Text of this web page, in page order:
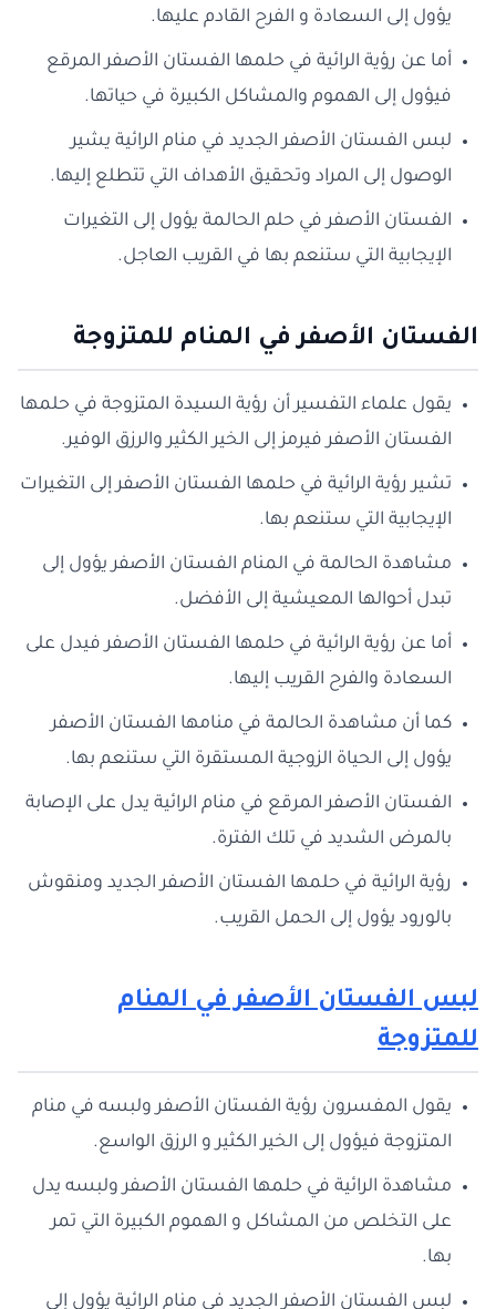
يؤول إلى السعادة و الفرح القادم عليها.
أما عن رؤية الرائية في حلمها الفستان الأصفر المرقع
فيؤول إلى الهموم والمشاكل الكبيرة في حياتها.
لبس الفستان الأصفر الجديد في منام الرائية يشير
الوصول إلى المراد وتحقيق الأهداف التي تتطلع إليها.
الفستان الأصفر في حلم الحالمة يؤول إلى التغيرات
الإيجابية التي ستنعم بها في القريب العاجل.
الفستان الأصفر في المنام للمتزوجة
يقول علماء التفسير أن رؤية السيدة المتزوجة في حلمها
الفستان الأصفر فيرمز إلى الخير الكثير والرزق الوفير.
تشير رؤية الرائية في حلمها الفستان الأصفر إلى التغيرات
الإيجابية التي ستنعم بها.
مشاهدة الحالمة في المنام الفستان الأصفر يؤول إلى
تبدل أحوالها المعيشية إلى الأفضل.
أما عن رؤية الرائية في حلمها الفستان الأصفر فيدل على
السعادة والفرح القريب إليها.
كما أن مشاهدة الحالمة في منامها الفستان الأصفر
يؤول إلى الحياة الزوجية المستقرة التي ستنعم بها.
الفستان الأصفر المرقع في منام الرائية يدل على الإصابة
بالمرض الشديد في تلك الفترة.
رؤية الرائية في حلمها الفستان الأصفر الجديد ومنقوش
بالورود يؤول إلى الحمل القريب.
لبس الفستان الأصفر في المنام
للمتزوجة
يقول المفسرون رؤية الفستان الأصفر ولبسه في منام
المتزوجة فيؤول إلى الخير الكثير و الرزق الواسع.
مشاهدة الرائية في حلمها الفستان الأصفر ولبسه يدل
على التخلص من المشاكل و الهموم الكبيرة التي تمر
بها.
لبس الفستان الأصفر الجديد في منام الرائية يؤول إلى